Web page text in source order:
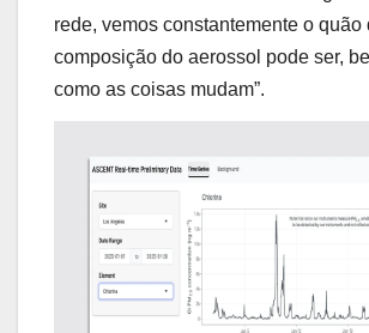
rede, vemos constantemente o quão
composição do aerossol pode ser,
como as coisas mudam”.